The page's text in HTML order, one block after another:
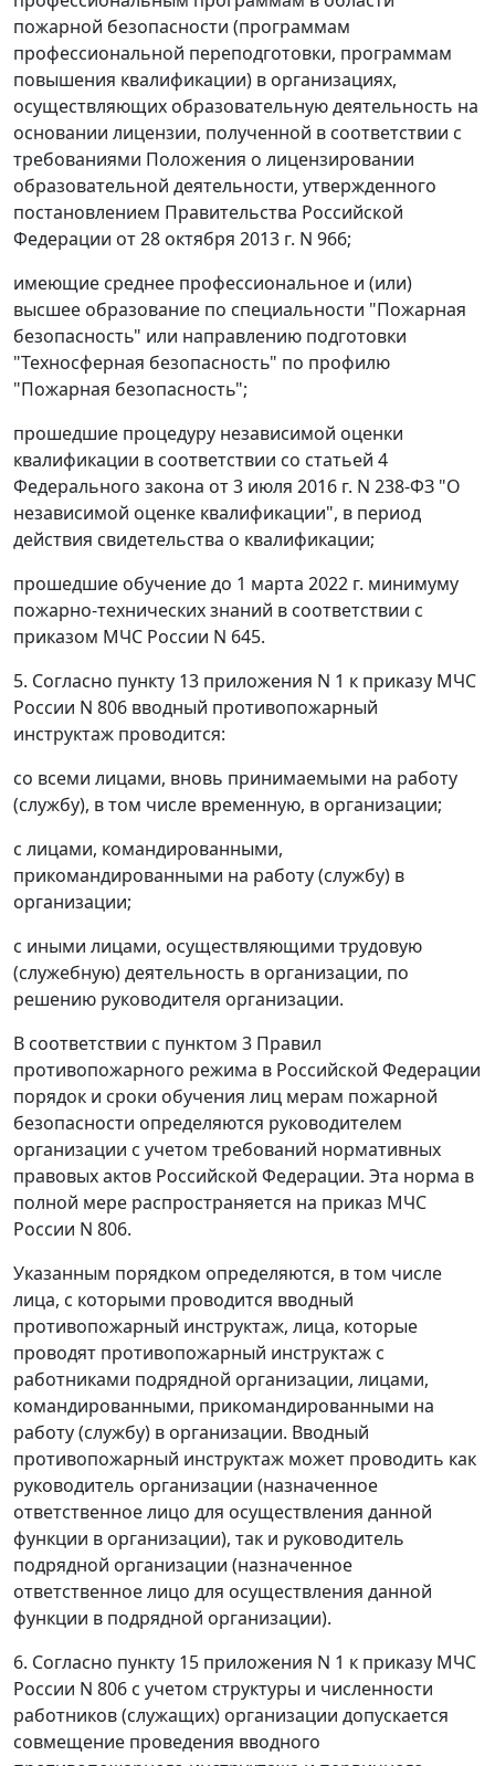
пожарной безопасности (программам
профессиональной переподготовки, программам
повышения квалификации) в организациях,
осуществляющих образовательную деятельность на
основании лицензии, полученной в соответствии с
требованиями Положения о лицензировании
образовательной деятельности, утвержденного
постановлением Правительства Российской
Федерации от 28 октября 2013 г. N 966;
имеющие среднее профессиональное и (или)
высшее образование по специальности "Пожарная
безопасность" или направлению подготовки
"Техносферная безопасность" по профилю
"Пожарная безопасность";
прошедшие процедуру независимой оценки
квалификации в соответствии со статьей 4
Федерального закона от 3 июля 2016 г. N 238-ФЗ "О
независимой оценке квалификации", в период
действия свидетельства о квалификации;
прошедшие обучение до 1 марта 2022 г. минимуму
пожарно-технических знаний в соответствии с
приказом МЧС России N 645.
5. Согласно пункту 13 приложения N 1 к приказу МЧС
России N 806 вводный противопожарный
инструктаж проводится:
со всеми лицами, вновь принимаемыми на работу
(службу), в том числе временную, в организации;
с лицами, командированными,
прикомандированными на работу (службу) в
организации;
с иными лицами, осуществляющими трудовую
(служебную) деятельность в организации, по
решению руководителя организации.
В соответствии с пунктом 3 Правил
противопожарного режима в Российской Федерации
порядок и сроки обучения лиц мерам пожарной
безопасности определяются руководителем
организации с учетом требований нормативных
правовых актов Российской Федерации. Эта норма в
полной мере распространяется на приказ МЧС
России N 806.
Указанным порядком определяются, в том числе
лица, с которыми проводится вводный
противопожарный инструктаж, лица, которые
проводят противопожарный инструктаж с
работниками подрядной организации, лицами,
командированными, прикомандированными на
работу (службу) в организации. Вводный
противопожарный инструктаж может проводить как
руководитель организации (назначенное
ответственное лицо для осуществления данной
функции в организации), так и руководитель
подрядной организации (назначенное
ответственное лицо для осуществления данной
функции в подрядной организации).
6. Согласно пункту 15 приложения N 1 к приказу МЧС
России N 806 с учетом структуры и численности
работников (служащих) организации допускается
совмещение проведения вводного